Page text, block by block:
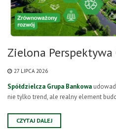
Zielona Perspektywa
27 LIPCA 2026
Spółdzielcza Grupa Bankowa
nie tylko trend, ale realny element
CZYTAJ DALEJ